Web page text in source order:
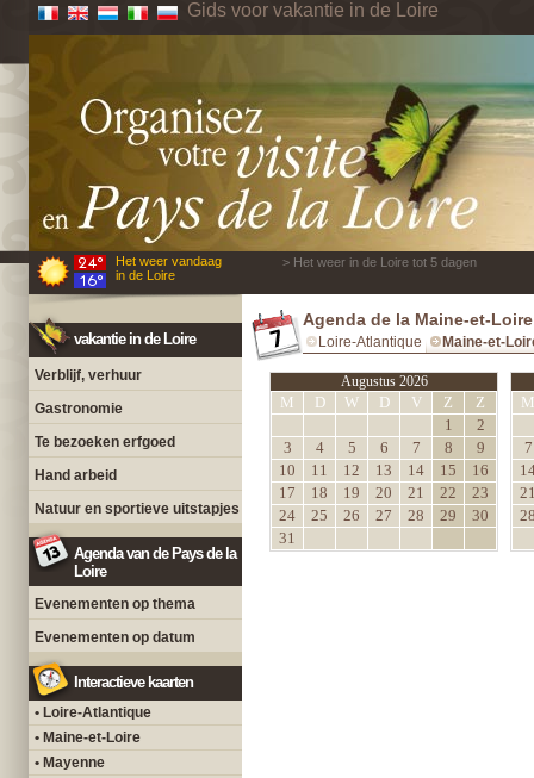
Gids voor vakantie in de Loire
Het weer vandaag
in de Loire
> Het weer in de Loire tot 5 dagen
vakantie in de Loire
Verblijf, verhuur
Gastronomie
Te bezoeken erfgoed
Hand arbeid
Natuur en sportieve uitstapjes
Agenda van de Pays de la
Loire
Evenementen op thema
Evenementen op datum
Interactieve kaarten
• Loire-Atlantique
• Maine-et-Loire
• Mayenne
Agenda de la Maine-et-Loire
Loire-Atlantique Maine-et-
Augustus 2026
M D W D V Z
Z
1
2
3
4 5 6 7 8
9
10
11 12 13 14 15
16
17
18 19 20 21 22
23
24
25 26 27 28 29
30
31
M
7